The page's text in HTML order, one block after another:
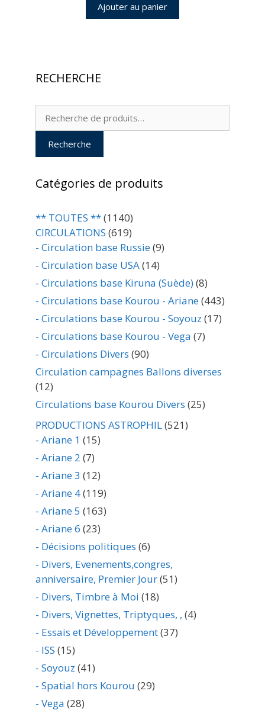
Ajouter au panier
RECHERCHE
Recherche
Recherche
Catégories de produits
** TOUTES **(1140)
CIRCULATIONS (619)
- Circulation base Russie(9)
- Circulation base USA(14)
- Circulations base Kiruna (Suède)(8)
- Circulations base Kourou - Ariane(443)
- Circulations base Kourou - Soyouz (17)
- Circulations base Kourou - Vega (7)
- Circulations Divers (90)
Circulation campagnes Ballons diverses
(12)
Circulations base Kourou Divers (25)
PRODUCTIONS ASTROPHIL(521)
- Ariane 1 (15)
- Ariane 2 (7)
- Ariane 3 (12)
- Ariane 4(119)
- Ariane 5 (163)
- Ariane 6 (23)
- Décisions politiques (6)
- Divers, Evenements,congres,
anniversaire, Premier Jour(51)
- Divers, Timbre à Moi (18)
- Divers, Vignettes, Triptyques, , (4)
- Essais et Développement(37)
- ISS (15)
- Soyouz (41)
- Spatial hors Kourou (29)
- Vega (28)